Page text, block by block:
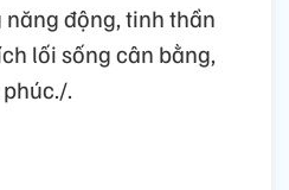
động, tinh thần
lối sống cân bằng,
.